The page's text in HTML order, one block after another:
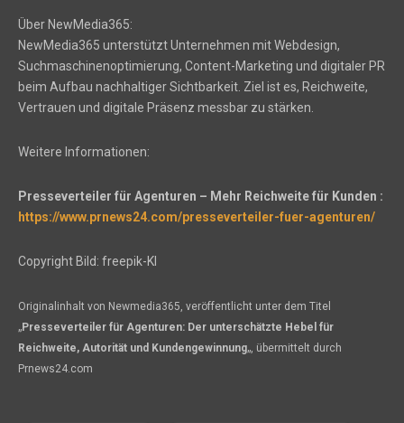
Über NewMedia365:
NewMedia365 unterstützt Unternehmen mit Webdesign,
Suchmaschinenoptimierung, Content-Marketing und digitaler PR
beim Aufbau nachhaltiger Sichtbarkeit. Ziel ist es, Reichweite,
Vertrauen und digitale Präsenz messbar zu stärken.
Weitere Informationen:
Presseverteiler für Agenturen – Mehr Reichweite für Kunden :
https://www.prnews24.com/presseverteiler-fuer-agenturen/
Copyright Bild: freepik-KI
Originalinhalt von Newmedia365, veröffentlicht unter dem Titel
„Presseverteiler für Agenturen: Der unterschätzte Hebel für
Reichweite, Autorität und Kundengewinnung„, übermittelt durch
Prnews24.com